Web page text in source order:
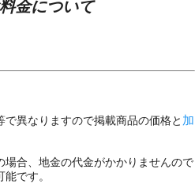
金について
異なりますので掲載商品の価格と 加
場合、地金の代金がかかりませんので
です。